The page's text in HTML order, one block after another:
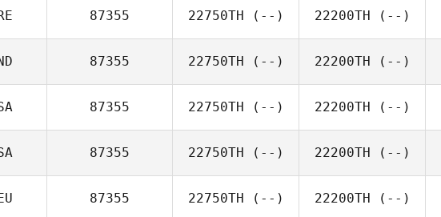
87355 22750TH (--) 22200TH (--)
87355 22750TH (--) 22200TH (--)
87355 22750TH (--) 22200TH (--)
87355 22750TH (--) 22200TH (--)
87355 22750TH (--) 22200TH (--)